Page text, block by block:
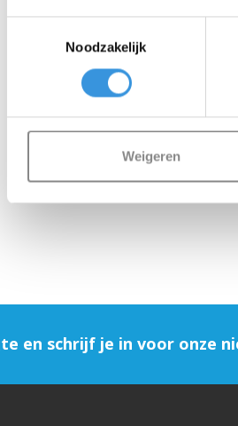
Noodzakelijk
Weigeren
en schrijf je in voor onze